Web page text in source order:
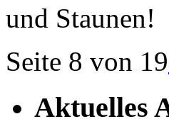
und Staunen!
Seite 8 von 19
Aktuelles